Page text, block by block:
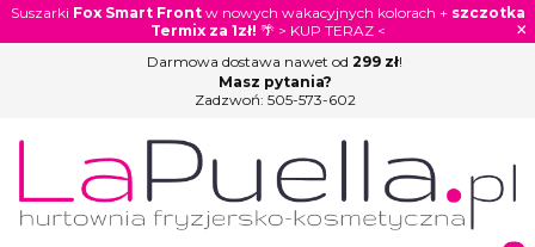
Suszarki Fox Smart Frontw nowych wakacyjnych kolorach + szczotka
Termix za 1zł! 🌴 > KUP TERAZ < ×
Darmowa dostawa nawet od 299 zł!
Masz pytania?
Zadzwoń: 505-573-602